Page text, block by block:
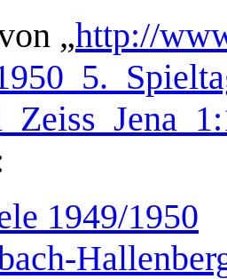
„http://
1949/1950